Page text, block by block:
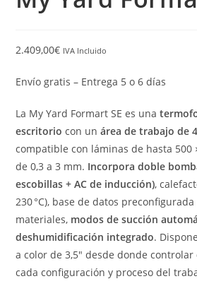
2.409,00€ IVA Incluido
Envío gratis – Entrega 5 o 6 días
La My Yard Formart SE es una
escritorio con unárea de trabajo de
compatible con láminas de hasta 500
de 0,3 a 3 mm. Incorpora doble
escobillas + AC de inducción),
230 °C), base de datos
materiales, modos de succión
deshumidificación integrado.
a color de 3,5″ desde donde
cada configuración y proceso del